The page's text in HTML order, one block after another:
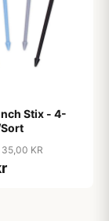
Stix - 4-
35,00 KR